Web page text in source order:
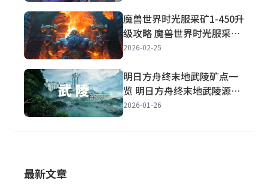
魔兽世界时光服采矿1-450升
级攻略 魔兽世界时光服采矿
1-450路线图详解
2026-02-25
明日方舟终末地武陵矿点一
览 明日方舟终末地武陵源矿
矿点详解
2026-01-26
最新文章